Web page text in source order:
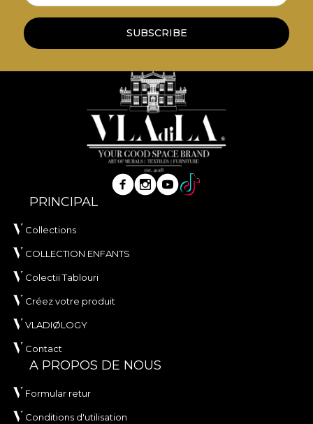
SUBSCRIBE
PRINCIPAL
Collections
COLLECTION ENFANTS
Colectii Tablouri
Créez votre produit
VLADIØLOGY
Contact
A PROPOS DE NOUS
Formular retur
Conditions d'utilisation